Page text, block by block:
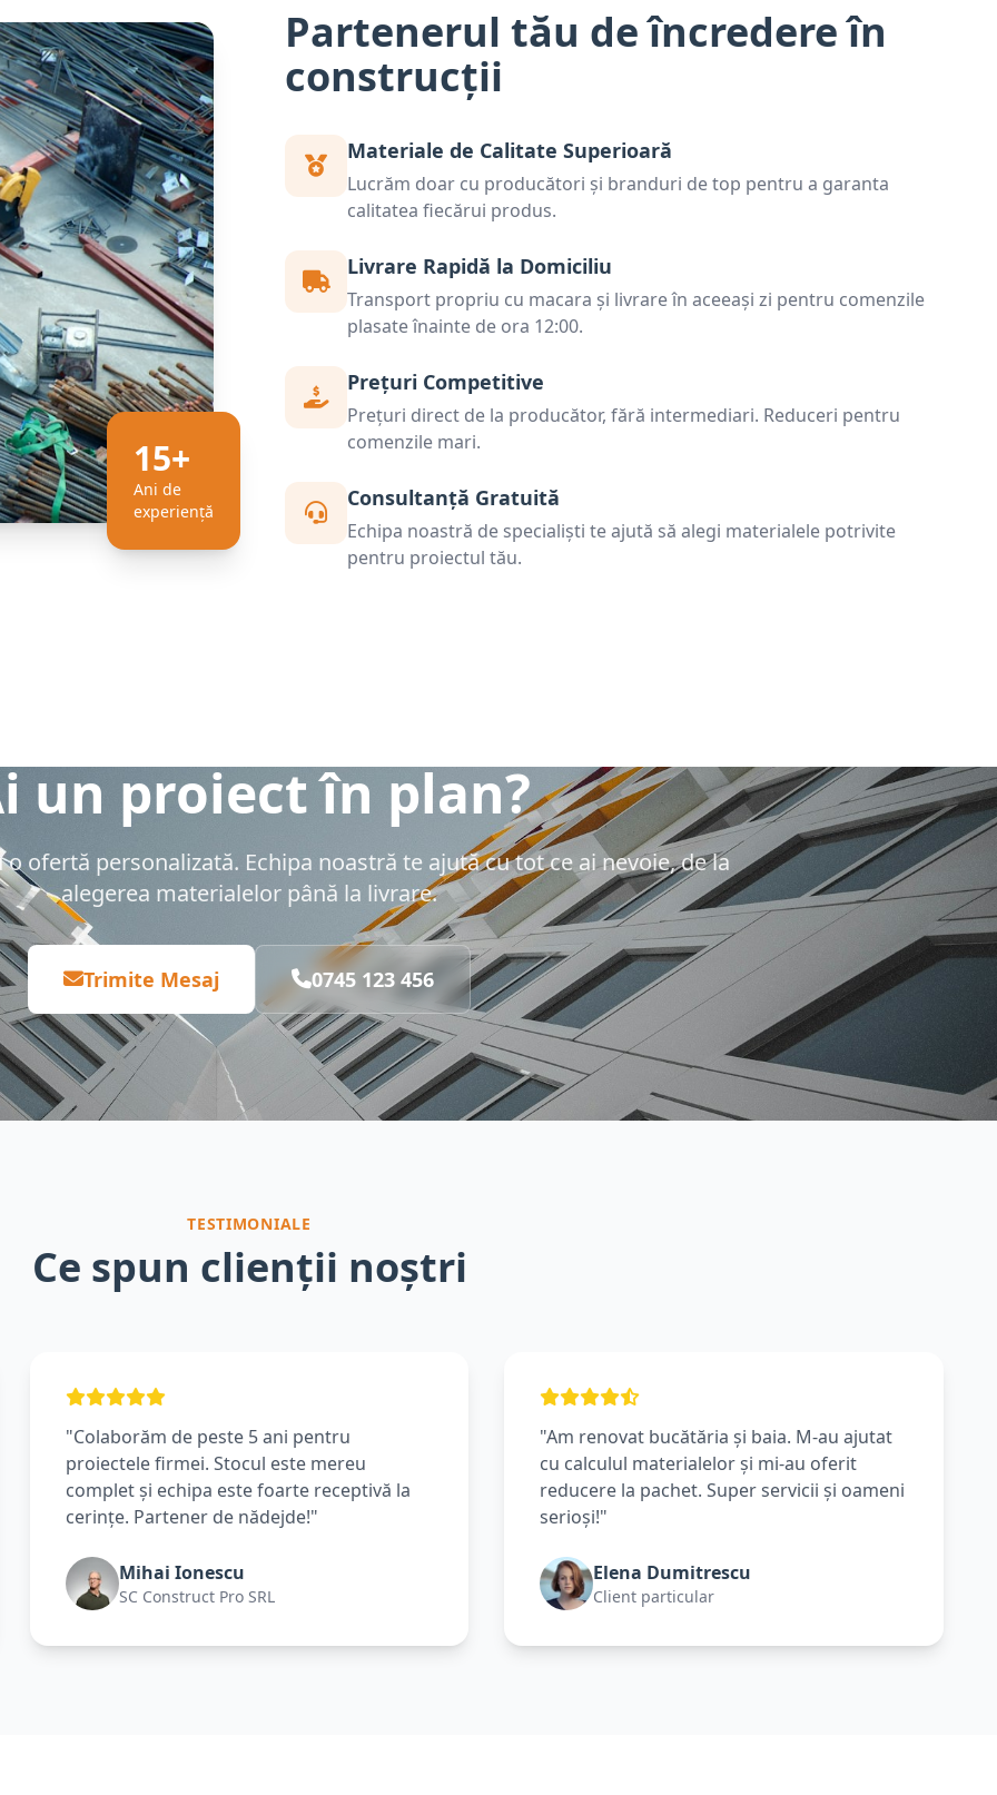
15+
Ani de
experiență
Partenerul tău de încredere în
construcții
Materiale de Calitate Superioară
Lucrăm doar cu producători și branduri de top pentru a garanta
calitatea fiecărui produs.
Livrare Rapidă la Domiciliu
Transport propriu cu macara și livrare în aceeași zi pentru comenzile
plasate înainte de ora 12:00.
Prețuri Competitive
Prețuri direct de la producător, fără intermediari. Reduceri pentru
comenzile mari.
Consultanță Gratuită
Echipa noastră de specialiști te ajută să alegi materialele potrivite
pentru proiectul tău.
un proiect în plan?
ofertă personalizată. Echipa noastră te ajută cu tot ce ai nevoie, de la
alegerea materialelor până la livrare.
Trimite Mesaj 0745 123 456
TESTIMONIALE
Ce spun clienții noștri
"Colaborăm de peste 5 ani pentru
proiectele firmei. Stocul este mereu
complet și echipa este foarte receptivă la
cerințe. Partener de nădejde!"
Mihai Ionescu
SC Construct Pro SRL
"Am renovat bucătăria și baia. M-au ajutat
cu calculul materialelor și mi-au oferit
reducere la pachet. Super servicii și oameni
serioși!"
Elena Dumitrescu
Client particular